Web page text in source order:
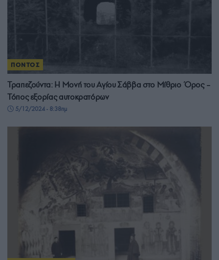
ΠΟΝΤΟΣ
Τραπεζούντα: Η Μονή του Αγίου Σάββα στο Μίθριο Όρος –
Τόπος εξορίας αυτοκρατόρων
5/12/2024 - 8:38πμ